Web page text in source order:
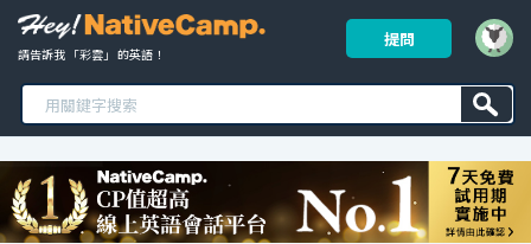
請告訴我 「彩雲」 的英語！
提問